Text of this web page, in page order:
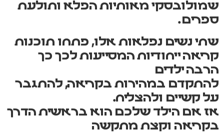
שמולובסקי מאותיות הפלא ותולעת
ספרים.
שתי נשים נפלאות אלו, פתחו תוכנות
קריאה ייחודיות המסייעות לכך כך
הרבה ילדים
להתקדם במהירות בקריאה, להתגבר
על קשיים ולהצליח.
אז אם הילד שלכם הוא בראשית הדרך
בקריאה וקצת מתקשה